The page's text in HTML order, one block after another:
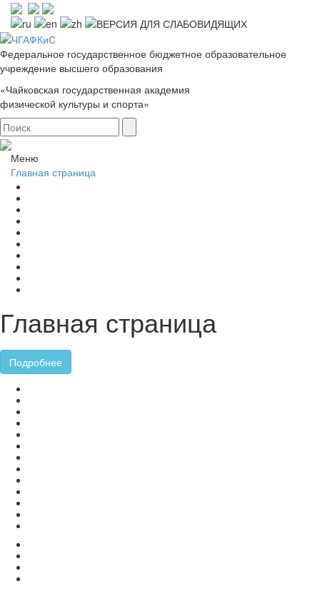
Федеральное государственное бюджетное образовательное
учреждение высшего образования
«Чайковская государственная академия
физической культуры и спорта»
Меню
Главная страница
Главная страница
Подробнее